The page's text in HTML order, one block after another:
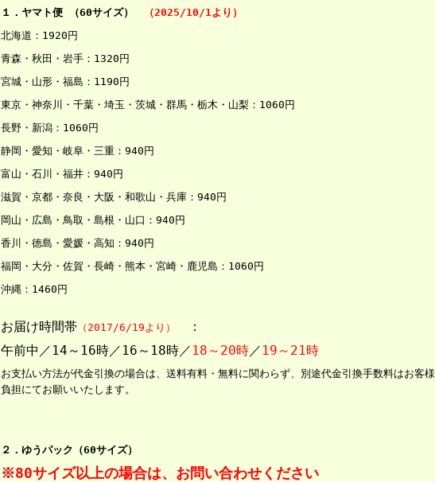
１．ヤマト便 （60サイズ）
（2025/10/1より）
北海道：1920円
青森・秋田・岩手：1320円
宮城・山形・福島：1190円
東京・神奈川・千葉・埼玉・茨城・群馬・栃木・山梨：1060円
長野・新潟：1060円
静岡・愛知・岐阜・三重：940円
富山・石川・福井：940円
滋賀・京都・奈良・大阪・和歌山・兵庫：940円
岡山・広島・鳥取・島根・山口：940円
香川・徳島・愛媛・高知：940円
福岡・大分・佐賀・長崎・熊本・宮崎・鹿児島：1060円
沖縄：1460円
お届け時間帯 （2017/6/19より）
：
午前中／14～16時／16～18時／ 18～20時／ 19～21時
お支払い方法が代金引換の場合は、送料有料・無料に関わらず、別途代金引換手数料はお客様
負担にてお願いいたします。
２．ゆうパック（60サイズ）
※80サイズ以上の場合は、お問い合わせください